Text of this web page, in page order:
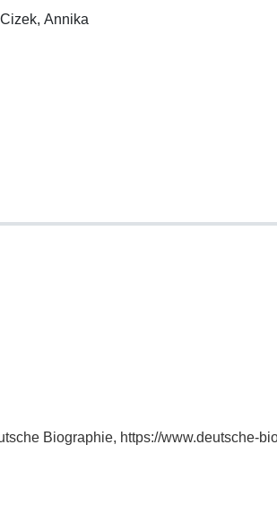
Cizek, Annika
Biographie, https://www.deutsche-